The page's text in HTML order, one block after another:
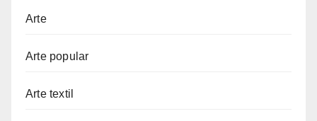
Arte
Arte popular
Arte textil